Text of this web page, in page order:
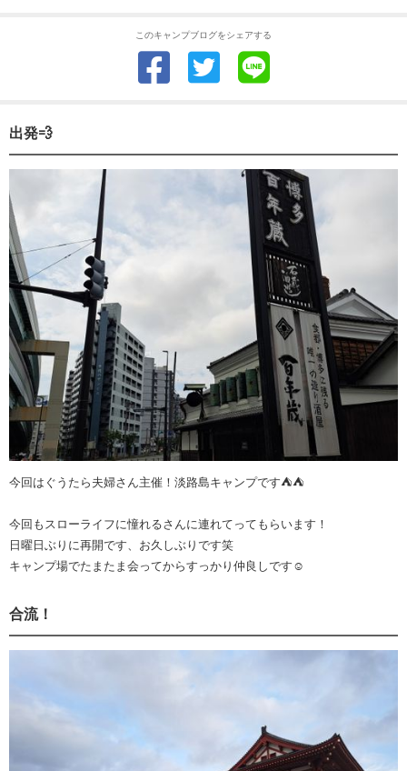
このキャンプブログをシェアする
出発💨
今回はぐうたら夫婦さん主催！淡路島キャンプです⛺⛺
今回もスローライフに憧れるさんに連れてってもらいます！
日曜日ぶりに再開です、お久しぶりです笑
キャンプ場でたまたま会ってからすっかり仲良しです☺️
合流！